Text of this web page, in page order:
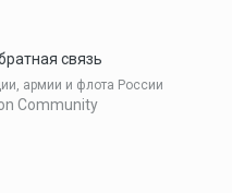
связь
армии и флота России
Community